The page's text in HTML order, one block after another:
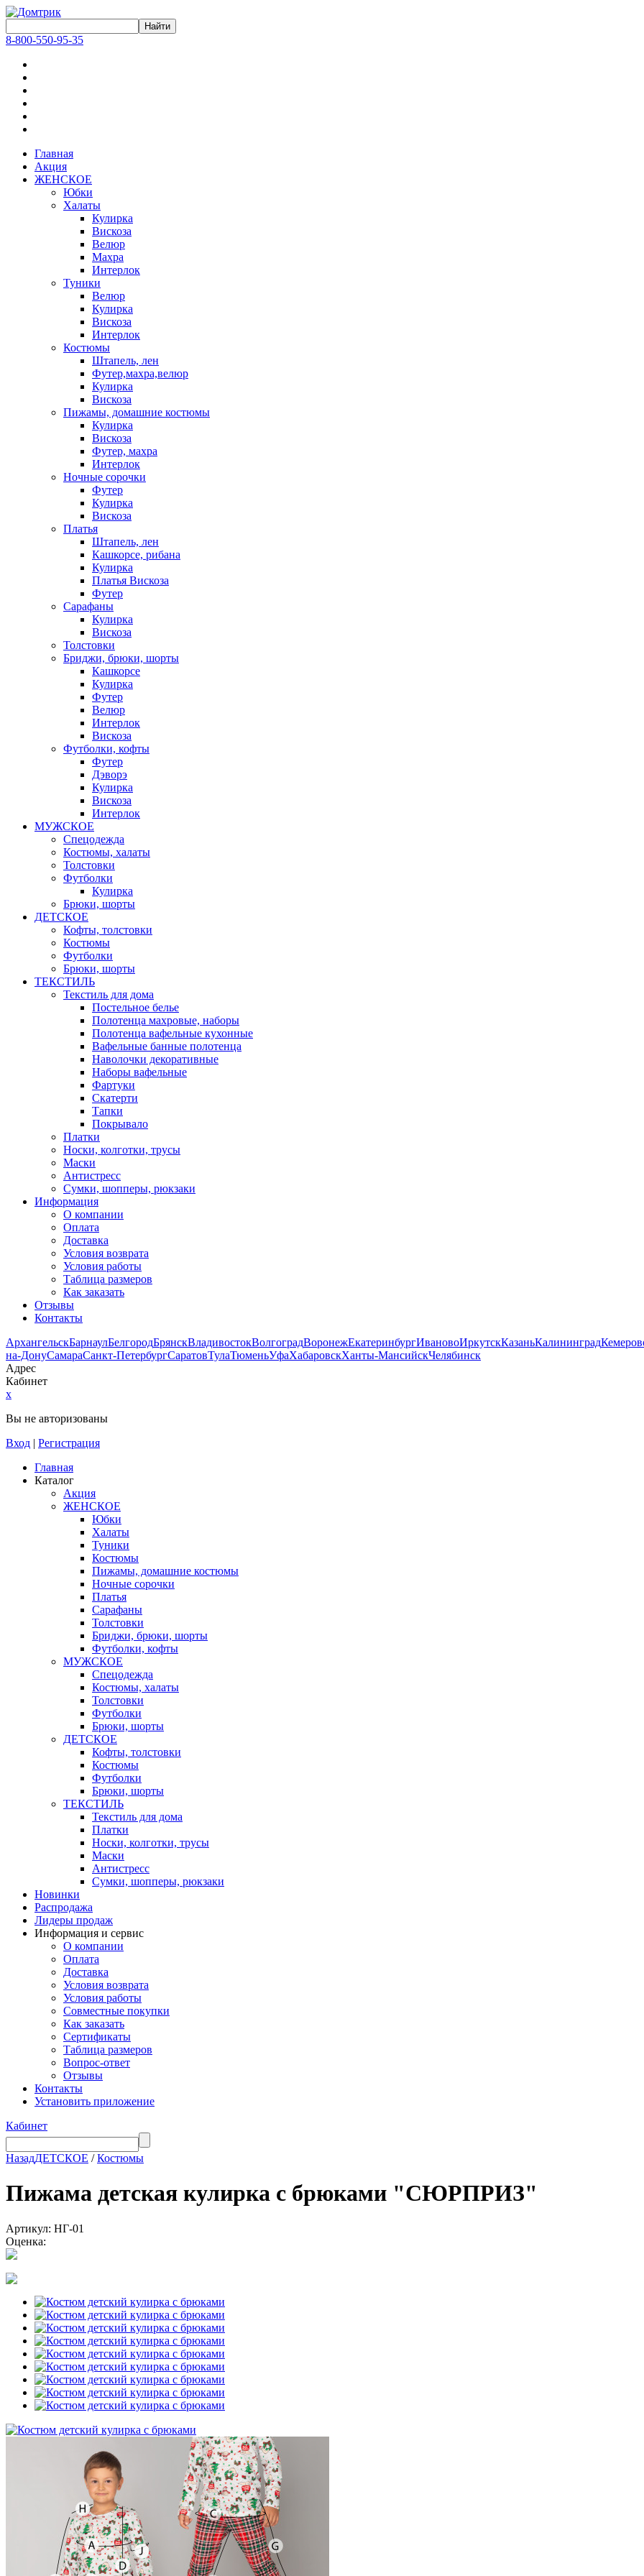
8-800-550-95-35
Главная
Акция
ЖЕНСКОЕ
Юбки
Халаты
Кулирка
Вискоза
Велюр
Махра
Интерлок
Туники
Велюр
Кулирка
Вискоза
Интерлок
Костюмы
Штапель, лен
Футер,махра,велюр
Кулирка
Вискоза
Пижамы, домашние костюмы
Кулирка
Вискоза
Футер, махра
Интерлок
Ночные сорочки
Футер
Кулирка
Вискоза
Платья
Штапель, лен
Кашкорсе, рибана
Кулирка
Платья Вискоза
Футер
Сарафаны
Кулирка
Вискоза
Толстовки
Бриджи, брюки, шорты
Кашкорсе
Кулирка
Футер
Велюр
Интерлок
Вискоза
Футболки, кофты
Футер
Дэворэ
Кулирка
Вискоза
Интерлок
МУЖСКОЕ
Спецодежда
Костюмы, халаты
Толстовки
Футболки
Кулирка
Брюки, шорты
ДЕТСКОЕ
Кофты, толстовки
Костюмы
Футболки
Брюки, шорты
ТЕКСТИЛЬ
Текстиль для дома
Постельное белье
Полотенца махровые, наборы
Полотенца вафельные кухонные
Вафельные банные полотенца
Наволочки декоративные
Наборы вафельные
Фартуки
Скатерти
Тапки
Покрывало
Платки
Носки, колготки, трусы
Маски
Антистресс
Сумки, шопперы, рюкзаки
Информация
О компании
Оплата
Доставка
Условия возврата
Условия работы
Таблица размеров
Как заказать
Отзывы
Контакты
АрхангельскБарнаулБелгородБрянскВладивостокВолгоградВоронежЕкатеринбургИвановоИркутскКазаньКалининград
на-ДонуСамараСанкт-ПетербургСаратовТулаТюменьУфаХабаровскХанты-МансийскЧелябинск
Адрес
Кабинет
x
Вы не авторизованы
Вход | Регистрация
Главная
Каталог
Акция
ЖЕНСКОЕ
Юбки
Халаты
Туники
Костюмы
Пижамы, домашние костюмы
Ночные сорочки
Платья
Сарафаны
Толстовки
Бриджи, брюки, шорты
Футболки, кофты
МУЖСКОЕ
Спецодежда
Костюмы, халаты
Толстовки
Футболки
Брюки, шорты
ДЕТСКОЕ
Кофты, толстовки
Костюмы
Футболки
Брюки, шорты
ТЕКСТИЛЬ
Текстиль для дома
Платки
Носки, колготки, трусы
Маски
Антистресс
Сумки, шопперы, рюкзаки
Новинки
Распродажа
Лидеры продаж
Информация и сервис
О компании
Оплата
Доставка
Условия возврата
Условия работы
Совместные покупки
Как заказать
Сертификаты
Таблица размеров
Вопрос-ответ
Отзывы
Контакты
Установить приложение
Кабинет
НазадДЕТСКОЕ /Костюмы
Пижама детская кулирка с брюками "СЮРПРИЗ"
Артикул: НГ-01
Оценка: